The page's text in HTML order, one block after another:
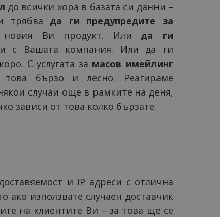
до всички хора в базата си данни –
трябва да ги предупредите за
Ви продукт. Или да ги
с Вашата компания. Или да ги
С услугата за масов имейлинг
бързо и лесно. Реагираме
случаи още в рамките на деня,
зависи от това колко бързате.
и IP адреси с отлична
използвате случаен доставчик
на клиентите Ви – за това ще се